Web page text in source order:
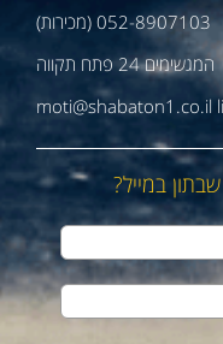
052-8907103 (מכירות)
moti@shabaton1.co.il
במייל?